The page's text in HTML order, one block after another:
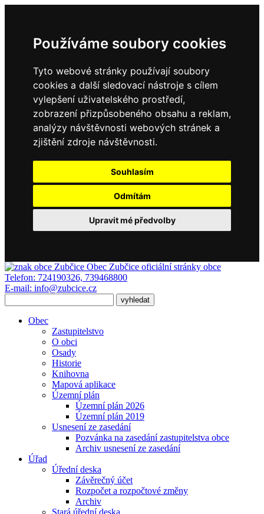
Používáme soubory cookies
Tyto webové stránky používají soubory
cookies a další sledovací nástroje s cílem
vylepšení uživatelského prostředí,
zobrazení přizpůsobeného obsahu a reklam,
analýzy návštěvnosti webových stránek a
zjištění zdroje návštěvnosti.
Souhlasím
Odmítám
Upravit mé předvolby
Obec Zubčice oficiální stránky obce
Telefon: 724190326, 739468800
E-mail: info@zubcice.cz
Obec
Zastupitelstvo
O obci
Osady
Historie
Knihovna
Mapová aplikace
Územní plán
Územní plán 2026
Územní plán 2019
Usnesení ze zasedání
Pozvánka na zasedání zastupitelstva obce
Archiv usnesení ze zasedání
Úřad
Úřední deska
Závěrečný účet
Rozpočet a rozpočtové změny
Archiv
Stará úřední deska